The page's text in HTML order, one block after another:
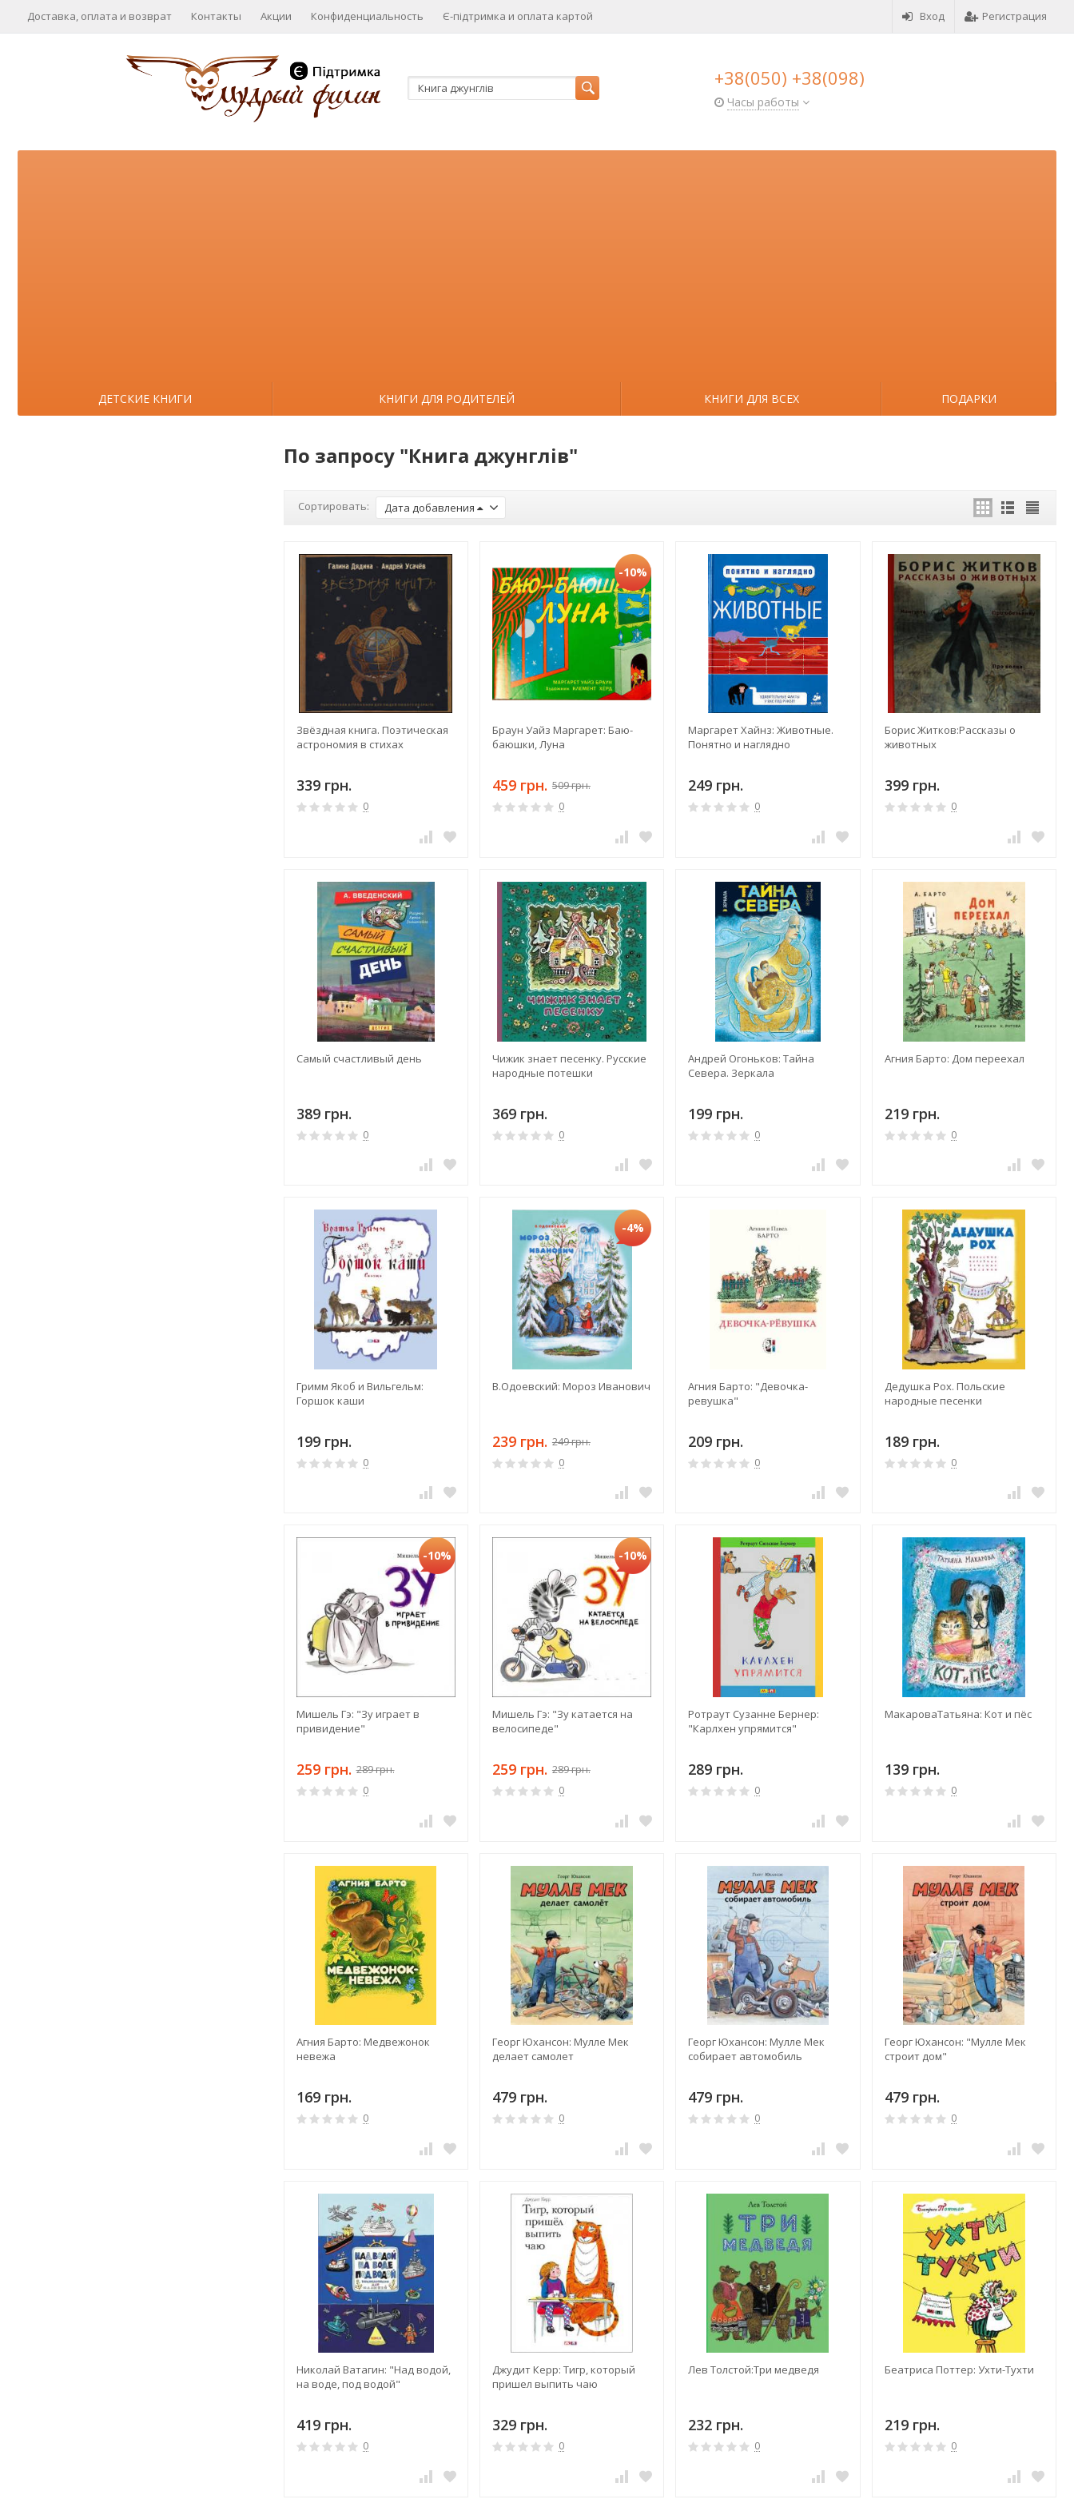
Вход Регистрация
Доставка, оплата и возврат Контакты Акции Конфиденциальность Є-підтримка и оплата картой
+38(050) +38(098)
Часы работы
ДЕТСКИЕ КНИГИ КНИГИ ДЛЯ РОДИТЕЛЕЙ КНИГИ ДЛЯ ВСЕХ ПОДАРКИ
По запросу "Книга джунглів"
Сортировать: Дата добавления
Звёздная книга. Поэтическая
астрономия в стихах
339 грн.
0
-10%
Браун Уайз Маргарет: Баю-
баюшки, Луна
459 грн. 509 грн.
0
Маргарет Хайнз: Животные.
Понятно и наглядно
249 грн.
0
Борис Житков:Рассказы о
животных
399 грн.
0
Самый счастливый день
389 грн.
0
Чижик знает песенку. Русские
народные потешки
369 грн.
0
Андрей Огоньков: Тайна
Севера. Зеркала
199 грн.
0
Агния Барто: Дом переехал
219 грн.
0
Гримм Якоб и Вильгельм:
Горшок каши
199 грн.
0
-4%
В.Одоевский: Мороз Иванович
239 грн. 249 грн.
0
Агния Барто: "Девочка-
ревушка"
209 грн.
0
Дедушка Рох. Польские
народные песенки
189 грн.
0
-10%
Мишель Гэ: "Зу играет в
привидение"
259 грн. 289 грн.
0
-10%
Мишель Гэ: "Зу катается на
велосипеде"
259 грн. 289 грн.
0
Ротраут Сузанне Бернер:
"Карлхен упрямится"
289 грн.
0
МакароваТатьяна: Кот и пёс
139 грн.
0
Агния Барто: Медвежонок
невежа
169 грн.
0
Георг Юхансон: Мулле Мек
делает самолет
479 грн.
0
Георг Юхансон: Мулле Мек
собирает автомобиль
479 грн.
0
Георг Юхансон: "Мулле Мек
строит дом"
479 грн.
0
Николай Ватагин: "Над водой,
на воде, под водой"
419 грн.
0
Джудит Керр: Тигр, который
пришел выпить чаю
329 грн.
0
Лев Толстой:Три медведя
232 грн.
0
Беатриса Поттер: Ухти-Тухти
219 грн.
0